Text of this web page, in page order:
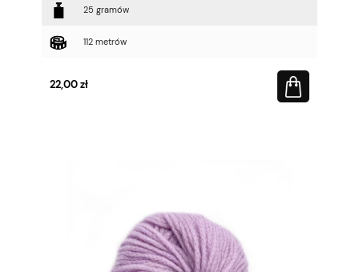
25 gramów
112 metrów
22,00 zł